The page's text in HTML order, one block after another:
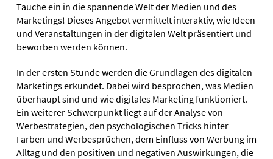
Tauche ein in die spannende Welt der Medien und des
Marketings! Dieses Angebot vermittelt interaktiv, wie Ideen
und Veranstaltungen in der digitalen Welt präsentiert und
beworben werden können.
In der ersten Stunde werden die Grundlagen des digitalen
Marketings erkundet. Dabei wird besprochen, was Medien
überhaupt sind und wie digitales Marketing funktioniert.
Ein weiterer Schwerpunkt liegt auf der Analyse von
Werbestrategien, den psychologischen Tricks hinter
Farben und Werbesprüchen, dem Einfluss von Werbung im
Alltag und den positiven und negativen Auswirkungen, die